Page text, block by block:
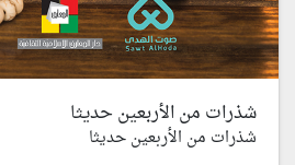
شذرات من الأربعين حديثا
شذرات من الأربعين حديثا